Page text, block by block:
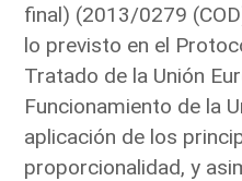
final) (2013/0279
lo previsto en el
Tratado de la Unión
Funcionamiento de la
aplicación de los
proporcionalidad, y